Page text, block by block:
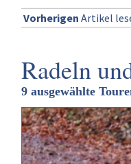
Vorherigen Artikel
Radeln
9 ausgewählte